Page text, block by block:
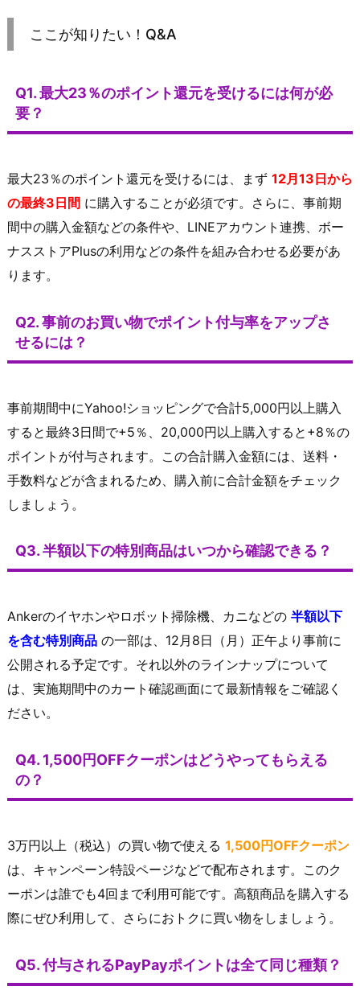
ここが知りたい！Q&A
Q1. 最大23％のポイント還元を受けるには何が必
要？
最大23％のポイント還元を受けるには、まず 12月13日から
の最終3日間 に購入することが必須です。さらに、事前期
間中の購入金額などの条件や、LINEアカウント連携、ボー
ナスストアPlusの利用などの条件を組み合わせる必要があ
ります。
Q2. 事前のお買い物でポイント付与率をアップさ
せるには？
事前期間中にYahoo!ショッピングで合計5,000円以上購入
すると最終3日間で+5％、20,000円以上購入すると+8％の
ポイントが付与されます。この合計購入金額には、送料・
手数料などが含まれるため、購入前に合計金額をチェック
しましょう。
Q3. 半額以下の特別商品はいつから確認できる？
Ankerのイヤホンやロボット掃除機、カニなどの 半額以下
を含む特別商品 の一部は、12月8日（月）正午より事前に
公開される予定です。それ以外のラインナップについて
は、実施期間中のカート確認画面にて最新情報をご確認く
ださい。
Q4. 1,500円OFFクーポンはどうやってもらえる
の？
3万円以上（税込）の買い物で使える 1,500円OFFクーポン
は、キャンペーン特設ページなどで配布されます。このク
ーポンは誰でも4回まで利用可能です。高額商品を購入する
際にぜひ利用して、さらにおトクに買い物をしましょう。
Q5. 付与されるPayPayポイントは全て同じ種類？